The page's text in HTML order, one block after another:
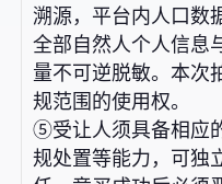
溯源，平台内人口数
全部自然人个人信息
量不可逆脱敏。本次
规范围的使用权。
⑤受让人须具备相应
规处置等能力，可独